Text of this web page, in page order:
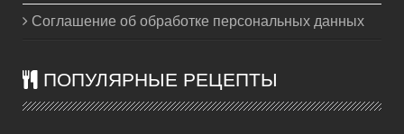
Соглашение об обработке персональных данных
ПОПУЛЯРНЫЕ РЕЦЕПТЫ